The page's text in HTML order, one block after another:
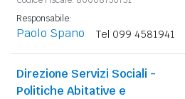
Responsabile:
Paolo Spano Tel 099 4581941
Direzione Servizi Sociali -
Politiche Abitative e